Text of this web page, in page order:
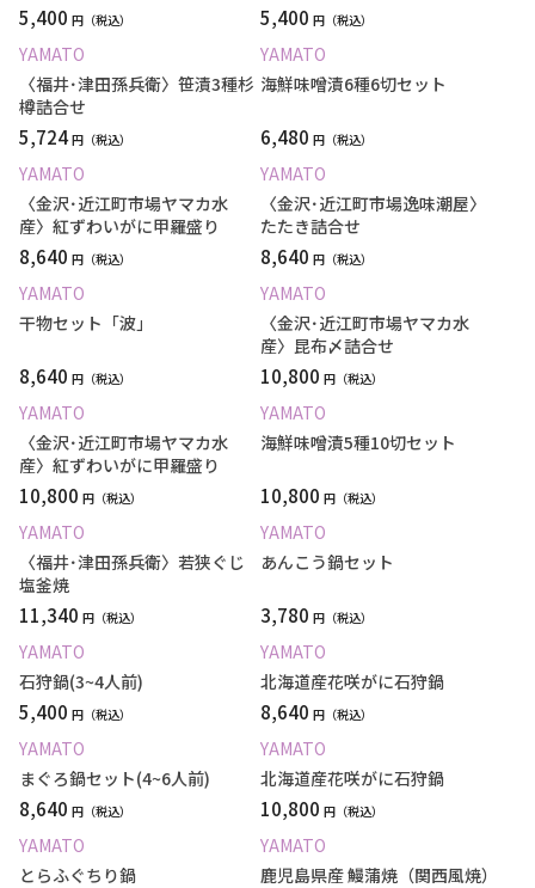
5,400 円 5,400 円
YAMATO
〈福井･津田孫兵衛〉笹漬3種杉
樽詰合せ
5,724円
YAMATO
海鮮味噌漬6種6切セット
6,480 円
YAMATO
〈金沢･近江町市場ヤマカ水
産〉紅ずわいがに甲羅盛り
8,640 円
YAMATO
〈金沢･近江町市場逸味潮屋〉
たたき詰合せ
8,640 円
YAMATO
干物セット「波」
8,640 円
YAMATO
〈金沢･近江町市場ヤマカ水
産〉昆布〆詰合せ
10,800 円
YAMATO
〈金沢･近江町市場ヤマカ水
産〉紅ずわいがに甲羅盛り
10,800 円
YAMATO
海鮮味噌漬5種10切セット
10,800 円
YAMATO
〈福井･津田孫兵衛〉若狭ぐじ
塩釜焼
11,340 円
YAMATO
あんこう鍋セット
3,780 円
YAMATO
石狩鍋(3~4人前)
5,400 円
YAMATO
北海道産花咲がに石狩鍋
8,640 円
YAMATO
まぐろ鍋セット(4~6人前)
8,640 円
YAMATO
北海道産花咲がに石狩鍋
10,800 円
YAMATO
とらふぐちり鍋
YAMATO
鹿児島県産 鰻蒲焼（関西風焼）